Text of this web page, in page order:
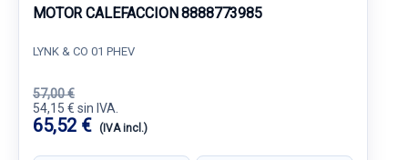
MOTOR CALEFACCION 8888773985
LYNK & CO 01 PHEV
57,00 €
54,15 € sin IVA.
65,52 € (IVA incl.)